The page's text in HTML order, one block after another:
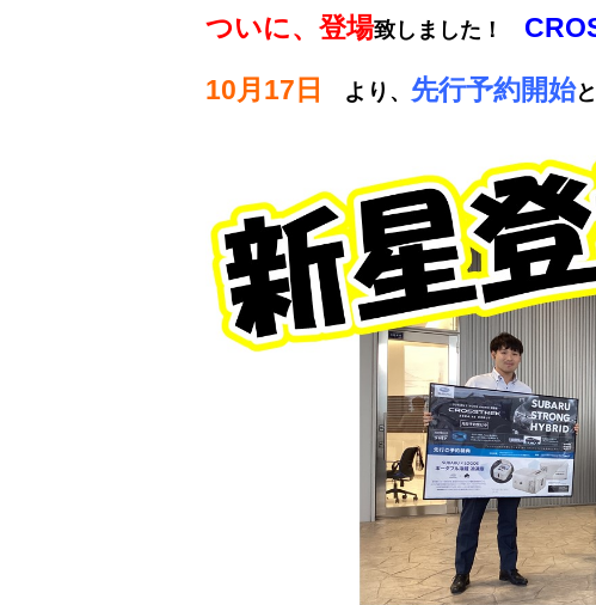
ついに、登場致しました！
10月17日 より 、 先行予約開始